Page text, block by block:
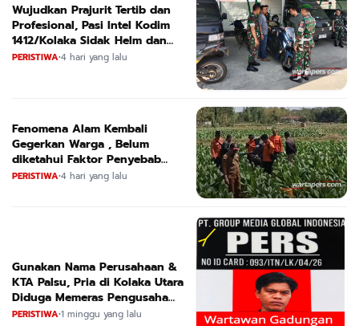
Wujudkan Prajurit Tertib dan
Profesional, Pasi Intel Kodim
1412/Kolaka Sidak Helm dan
Kendaraan
PERISTIWA•4 hari yang lalu
Fenomena Alam Kembali
Gegerkan Warga , Belum
diketahui Faktor Penyebab
Suara
PERISTIWA•4 hari yang lalu
Gunakan Nama Perusahaan &
KTA Palsu, Pria di Kolaka Utara
Diduga Memeras Pengusaha
Tambang dan Minyak
PERISTIWA•1 minggu yang lalu